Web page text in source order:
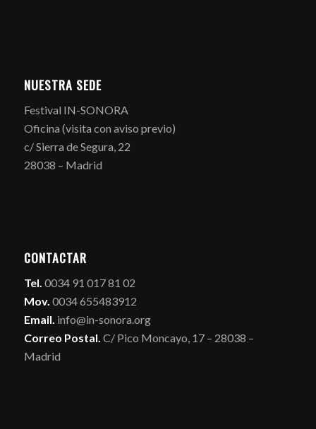
NUESTRA SEDE
Festival IN-SONORA
Oficina (visita con aviso previo)
c/ Sierra de Segura, 22
28038 – Madrid
CONTACTAR
Tel. 0034 91 017 81 02
Mov. 0034 655483912
Email. info@in-sonora.org
Correo Postal. C/ Pico Moncayo, 17 – 28038 –
Madrid